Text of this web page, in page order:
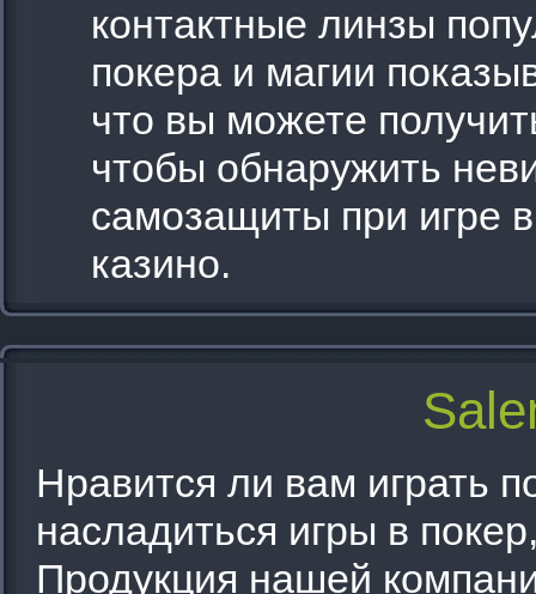
контактные линзы
покера и магии
что вы можете
чтобы обнаружить
самозащиты при игре
казино.
Нравится ли вам играть
насладиться игры в
Продукция нашей